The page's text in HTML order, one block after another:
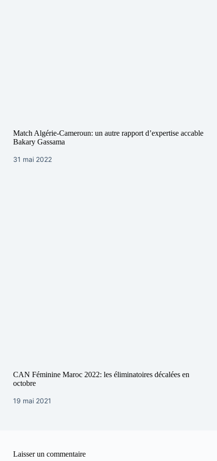
Match Algérie-Cameroun: un autre rapport d’expertise accable
Bakary Gassama
31 mai 2022
CAN Féminine Maroc 2022: les éliminatoires décalées en
octobre
19 mai 2021
Laisser un commentaire